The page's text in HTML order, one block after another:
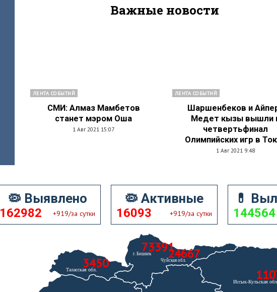
Важные новости
ЛЕНТА СОБЫТИЙ
СМИ: Алмаз Мамбетов
станет мэром Оша
1 Авг 2021 15:07
ЛЕНТА СОБЫТИЙ
Шаршенбеков и
Медет кызы вышли
четвертьфинал
Олимпийских игр в
1 Авг 2021 9:48
🦠 Выявлено
162982 +919/за сутки
🦠 Активные
16093 +919/за сутки
💊
144564
3450
24667
73391